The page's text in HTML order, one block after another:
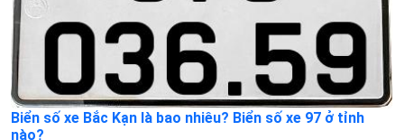
Biển số xe Bắc Kạn là bao nhiêu? Biển số xe 97 ở tỉnh
nào?